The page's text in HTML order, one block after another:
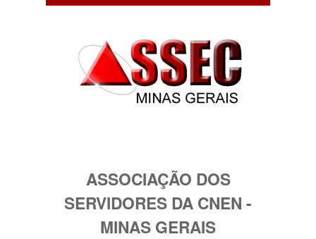
ASSOCIAÇÃO DOS
SERVIDORES DA CNEN -
MINAS GERAIS